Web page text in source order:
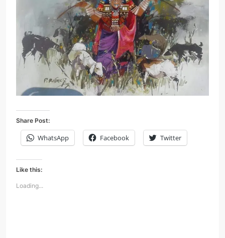
Share Post:
WhatsApp Facebook Twitter
Like this:
Loading...